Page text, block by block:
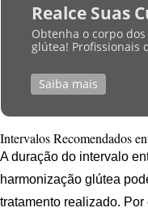
Realce Suas
Obtenha o corpo
glútea! Profissionais
Saiba mais
Intervalos Recomendados
A duração do intervalo
harmonização glútea
tratamento realizado.